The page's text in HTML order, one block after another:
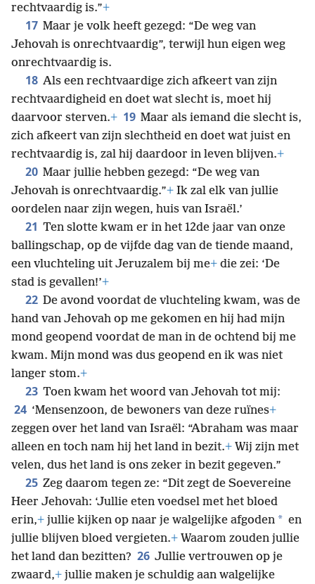
rechtvaardig is.”+
17 Maar je volk heeft gezegd: “De weg van
Jehovah is onrechtvaardig”, terwijl hun eigen weg
onrechtvaardig is.
18 Als een rechtvaardige zich afkeert van zijn
rechtvaardigheid en doet wat slecht is, moet hij
daarvoor sterven.+ 19 Maar als iemand die slecht is,
zich afkeert van zijn slechtheid en doet wat juist en
rechtvaardig is, zal hij daardoor in leven blijven.+
20 Maar jullie hebben gezegd: “De weg van
Jehovah is onrechtvaardig.”+ Ik zal elk van jullie
oordelen naar zijn wegen, huis van Israël.’
21 Ten slotte kwam er in het 12de jaar van onze
ballingschap, op de vijfde dag van de tiende maand,
een vluchteling uit Jeruzalem bij me+ die zei: ‘De
stad is gevallen!’+
22 De avond voordat de vluchteling kwam, was de
hand van Jehovah op me gekomen en hij had mijn
mond geopend voordat de man in de ochtend bij me
kwam. Mijn mond was dus geopend en ik was niet
langer stom.+
23 Toen kwam het woord van Jehovah tot mij:
24 ‘Mensenzoon, de bewoners van deze ruïnes+
zeggen over het land van Israël: “Abraham was maar
alleen en toch nam hij het land in bezit.+ Wij zijn met
velen, dus het land is ons zeker in bezit gegeven.”
25 Zeg daarom tegen ze: “Dit zegt de Soevereine
Heer Jehovah: ‘Jullie eten voedsel met het bloed
erin,+ jullie kijken op naar je walgelijke afgoden * en
jullie blijven bloed vergieten.+ Waarom zouden jullie
het land dan bezitten? 26 Jullie vertrouwen op je
zwaard,+ jullie maken je schuldig aan walgelijke